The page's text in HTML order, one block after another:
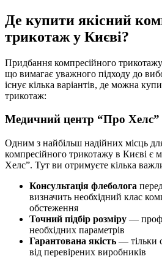
Де купити якісний
трикотаж у Києві?
Придбання компресійного
що вимагає уважного підходу до
існує кілька варіантів, де можна
трикотаж:
Медичний центр “Про Хелс”
Одним з найбільш надійних місць
компресійного трикотажу в Києві є
Хелс”. Тут ви отримуєте кілька
Консультація флеболога
визначить необхідний клас
обстеження
Точний підбір розміру —
необхідних параметрів
Гарантована якість — тільки
від перевірених виробників